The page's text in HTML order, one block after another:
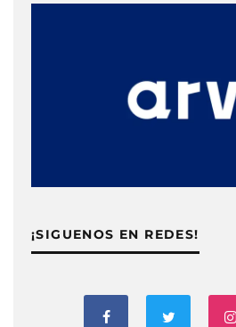
¡SIGUENOS EN REDES!